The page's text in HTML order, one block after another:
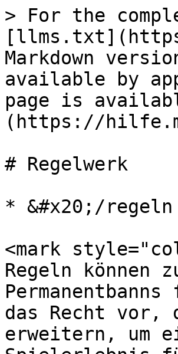
> For the
Markdown
available by
page is
(https://
# Regelwerk
* &#x20;/regeln
<mark
Regeln können
das Recht vor,
erweitern, um